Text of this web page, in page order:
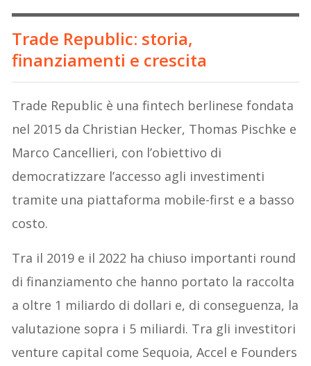
Trade Republic: storia,
finanziamenti e crescita
Trade Republic è una fintech berlinese fondata
nel 2015 da Christian Hecker, Thomas Pischke e
Marco Cancellieri, con l’obiettivo di
democratizzare l’accesso agli investimenti
tramite una piattaforma mobile-first e a basso
costo.
Tra il 2019 e il 2022 ha chiuso importanti round
di finanziamento che hanno portato la raccolta
a oltre 1 miliardo di dollari e, di conseguenza, la
valutazione sopra i 5 miliardi. Tra gli investitori
venture capital come Sequoia, Accel e Founders